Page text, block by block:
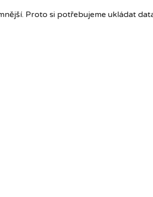
Proto si potřebujeme ukládat